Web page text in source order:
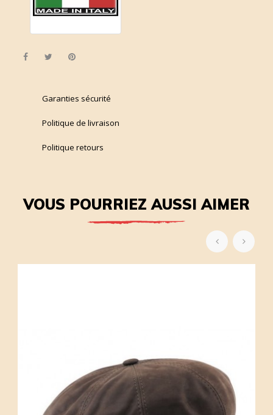
PartagerTweet
Garanties sécurité
Politique de livraison
Politique retours
VOUS POURRIEZ AUSSI AIMER
‹ ›